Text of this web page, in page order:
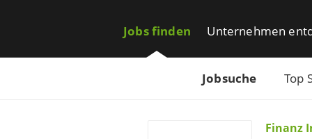
Jobs finden
Jobsuche Top
Unternehmen
Finanz